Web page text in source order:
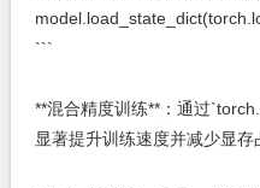
```
**混合精度训练**：通过
显著提升训练速度并减少显存